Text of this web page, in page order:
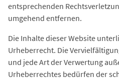
entsprechenden
umgehend entfernen.
Die Inhalte dieser Website
Urheberrecht. Die
und jede Art der Verwertung
Urheberrechtes bedürfen der